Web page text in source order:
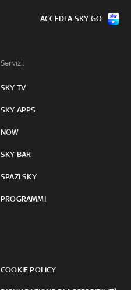
Servizi:
SKY TV
SKY APPS
NOW
SKY BAR
SPAZI SKY
PROGRAMMI
COOKIE POLICY
ACCEDI A SKY GO